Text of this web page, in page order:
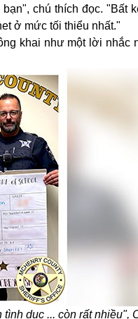
chú thích đọc. "Bất
ở mức tối thiểu nhất."
khai như một lời
dục ... còn rất